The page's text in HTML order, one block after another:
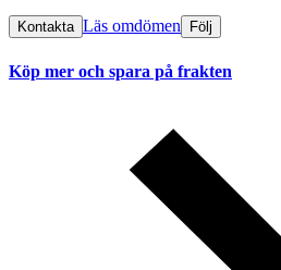
Kontakta Läs omdömen Följ
Köp mer och spara på frakten